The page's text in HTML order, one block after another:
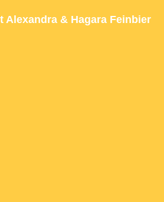
Alexandra & Hagara Feinbier